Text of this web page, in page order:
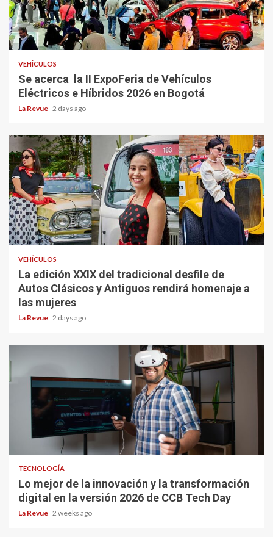
VEHÍCULOS
Se acerca la II ExpoFeria de Vehículos
Eléctricos e Híbridos 2026 en Bogotá
La Revue 2 days ago
VEHÍCULOS
La edición XXIX del tradicional desfile de
Autos Clásicos y Antiguos rendirá homenaje a
las mujeres
La Revue 2 days ago
TECNOLOGÍA
Lo mejor de la innovación y la transformación
digital en la versión 2026 de CCB Tech Day
La Revue 2 weeks ago